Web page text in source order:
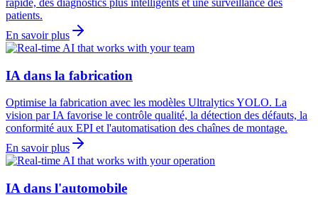
patients.
En savoir plus
IA dans la fabrication
Optimise la fabrication avec les modèles Ultralytics YOLO. La
vision par IA favorise le contrôle qualité, la détection des défauts, la
conformité aux EPI et l'automatisation des chaînes de montage.
En savoir plus
IA dans l'automobile